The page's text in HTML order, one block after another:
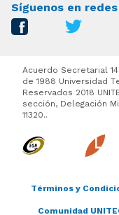
Síguenos en
Términos y
Comunidad
Acuerdo Secretarial
de 1988 Universidad
Reservados 2018
sección, Delegación
11320..